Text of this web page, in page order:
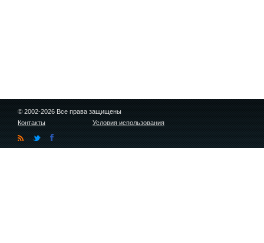
© 2002-2026 Все права защищены
Контакты
Условия использования